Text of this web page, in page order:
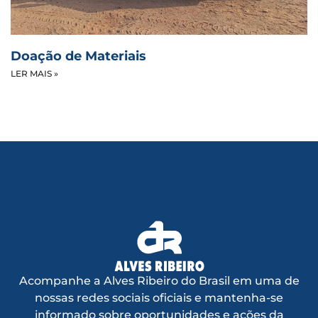
Doação de Materiais
LER MAIS »
Acompanhe a Alves Ribeiro do Brasil em uma de
nossas redes sociais oficiais e mantenha-se
informado sobre oportunidades e ações da